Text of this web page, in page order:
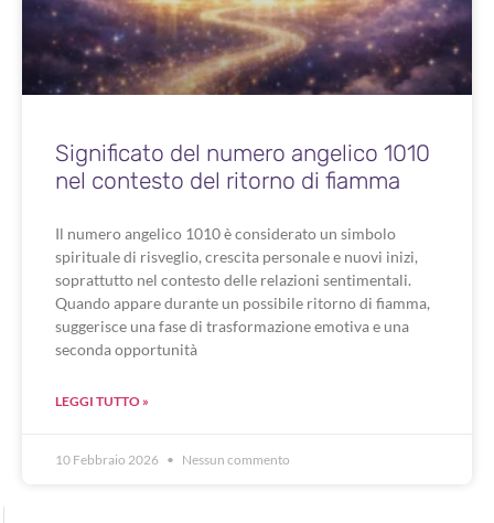
Significato del numero angelico 1010
nel contesto del ritorno di fiamma
Il numero angelico 1010 è considerato un simbolo
spirituale di risveglio, crescita personale e nuovi inizi,
soprattutto nel contesto delle relazioni sentimentali.
Quando appare durante un possibile ritorno di fiamma,
suggerisce una fase di trasformazione emotiva e una
seconda opportunità
LEGGI TUTTO »
10 Febbraio 2026 Nessun commento